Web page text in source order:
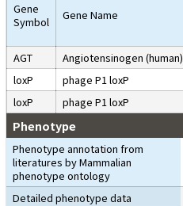
Gene
Symbol
Gene Name
AGT Angiotensinogen (human)
loxP
phage P1 loxP
loxP
phage P1 loxP
Phenotype
Phenotype annotation from
literatures by Mammalian
phenotype ontology
Detailed phenotype data